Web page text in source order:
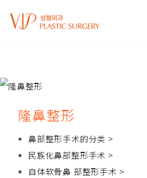
隆鼻整形
鼻部整形手术的分类 >
民族化鼻部整形手术 >
自体软骨鼻 部整形手术 >